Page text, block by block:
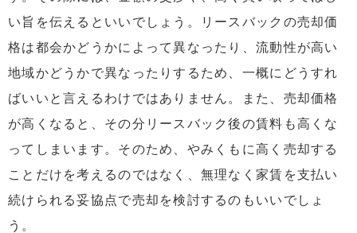
い旨を伝えるといいでしょう。リースバックの売却価
格は都会かどうかによって異なったり、流動性が高い
地域かどうかで異なったりするため、一概にどうすれ
ばいいと言えるわけではありません。また、売却価格
が高くなると、その分リースバック後の賃料も高くな
ってしまいます。そのため、やみくもに高く売却する
ことだけを考えるのではなく、無理なく家賃を支払い
続けられる妥協点で売却を検討するのもいいでしょ
う。